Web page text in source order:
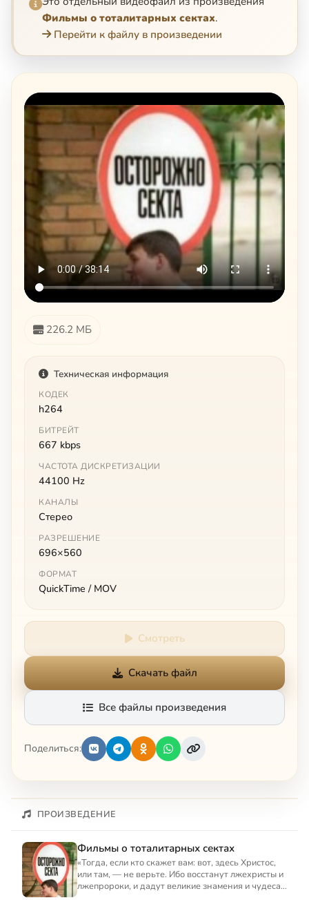
Фильмы о тоталитарных сектах.
Перейти к файлу в произведении
226.2 МБ
Техническая информация
КОДЕК
h264
БИТРЕЙТ
667 kbps
ЧАСТОТА ДИСКРЕТИЗАЦИИ
44100 Hz
КАНАЛЫ
Стерео
РАЗРЕШЕНИЕ
696×560
ФОРМАТ
QuickTime / MOV
Смотреть
Скачать файл
Все файлы произведения
Поделиться:
ПРОИЗВЕДЕНИЕ
Фильмы о тоталитарных сектах
«Тогда, если кто скажет вам: вот, здесь Христос,
или там, — не верьте. Ибо восстанут лжехристы и
лжепророки, и дадут великие знамения и чудеса,